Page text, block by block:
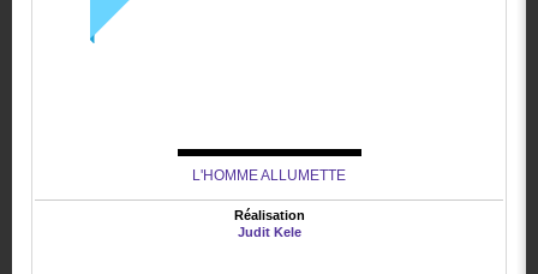
L'HOMME ALLUMETTE
Réalisation
Judit Kele